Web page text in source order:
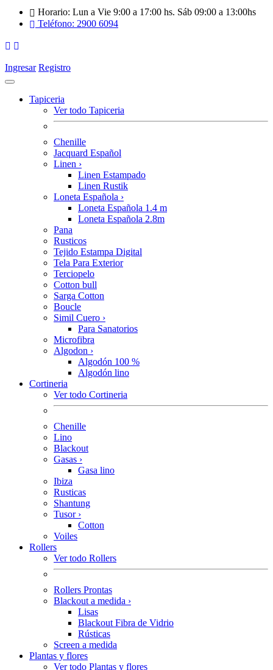
Horario: Lun a Vie 9:00 a 17:00 hs. Sáb 09:00 a 13:00hs
Teléfono: 2900 6094
Ingresar Registro
Tapiceria
Ver todo Tapiceria
Chenille
Jacquard Español
Linen ›
Linen Estampado
Linen Rustik
Loneta Española ›
Loneta Española 1.4 m
Loneta Española 2.8m
Pana
Rusticos
Tejido Estampa Digital
Tela Para Exterior
Terciopelo
Cotton bull
Sarga Cotton
Boucle
Simil Cuero ›
Para Sanatorios
Microfibra
Algodon ›
Algodón 100 %
Algodón lino
Cortineria
Ver todo Cortineria
Chenille
Lino
Blackout
Gasas ›
Gasa lino
Ibiza
Rusticas
Shantung
Tusor ›
Cotton
Voiles
Rollers
Ver todo Rollers
Rollers Prontas
Blackout a medida ›
Lisas
Blackout Fibra de Vidrio
Rústicas
Screen a medida
Plantas y flores
Ver todo Plantas y flores